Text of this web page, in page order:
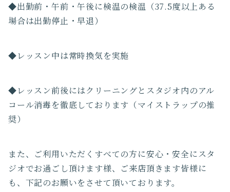
◆出勤前・午前・午後に検温の検温（37.5度以上ある
場合は出勤停止・早退）
◆レッスン中は常時換気を実施
◆レッスン前後にはクリーニングとスタジオ内のアル
コール消毒を徹底しております（マイストラップの推
奨）
また、ご利用いただくすべての方に安心・安全にスタ
ジオでお過ごし頂けます様、ご来店頂きます皆様に
も、下記のお願いをさせて頂いております。